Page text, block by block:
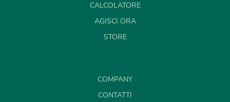
CALCOLATORE
AGISCI ORA
STORE
COMPANY
CONTATTI